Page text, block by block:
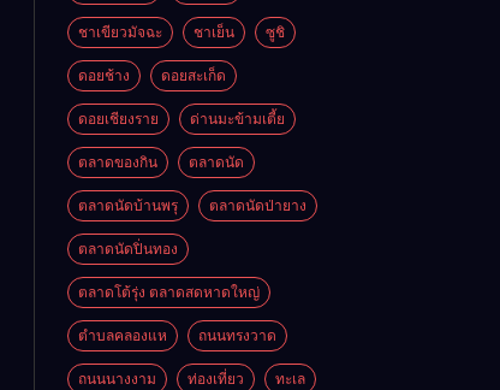
ชาเขียวมัจฉะ ชาเย็น ซูชิ
ดอยช้าง ดอยสะเก็ด
ดอยเชียงราย ด่านมะข้ามเตี้ย
ตลาดของกิน ตลาดนัด
ตลาดนัดบ้านพรุ ตลาดนัดป่ายาง
ตลาดนัดปิ่นทอง
ตลาดโต้รุ่ง ตลาดสดหาดใหญ่
ตำบลคลองแห ถนนทรงวาด
ถนนนางงาม ท่องเที่ยว ทะเล